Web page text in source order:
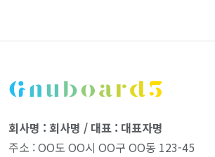
회사명 : 회사명 / 대표 : 대표자명
주소 : OO도 OO시 OO구 OO동 123-45